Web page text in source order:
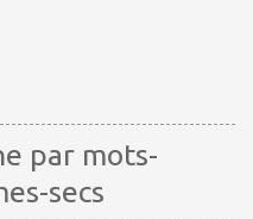
par mots-
secs